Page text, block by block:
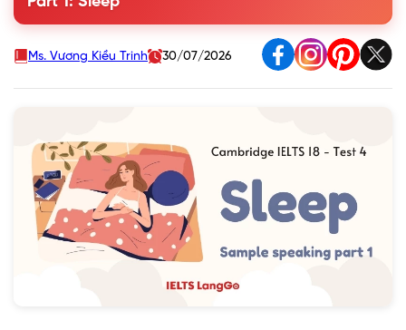
Question 3. What do you do if you can’t get to sleep at
Ms. Vương Kiều Trinh 30/07/2026